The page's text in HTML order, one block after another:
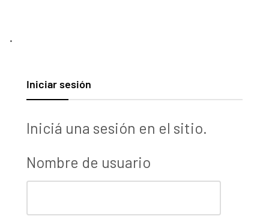
.
Iniciar sesión
Iniciá una sesión en el sitio.
Nombre de usuario